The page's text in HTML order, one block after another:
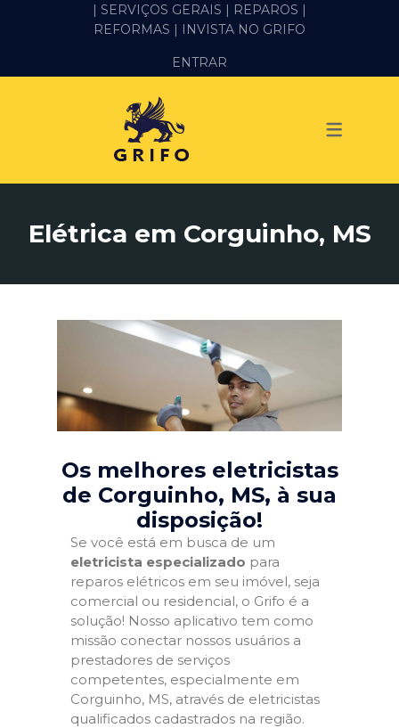
ALVENARIA E PEDREIRO
IMPERMEABILIZAÇÃO
REFORMA
| SERVIÇOS GERAIS | REPAROS |
REFORMAS | INVISTA NO GRIFO
ENTRAR
Elétrica em Corguinho, MS
Os melhores eletricistas
de Corguinho, MS, à sua
disposição!
Se você está em busca de um
eletricista especializado para
reparos elétricos em seu imóvel, seja
comercial ou residencial, o Grifo é a
solução! Nosso aplicativo tem como
missão conectar nossos usuários a
prestadores de serviços
competentes, especialmente em
Corguinho, MS, através de eletricistas
qualificados cadastrados na região.